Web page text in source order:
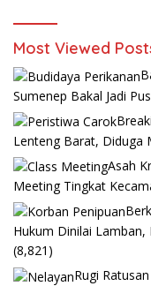
Most Viewed
Sumenep Bakal Jadi
Lenteng Barat, Diduga
Asah
Meeting Tingkat
Hukum Dinilai Lamban,
(8,821)
Rugi